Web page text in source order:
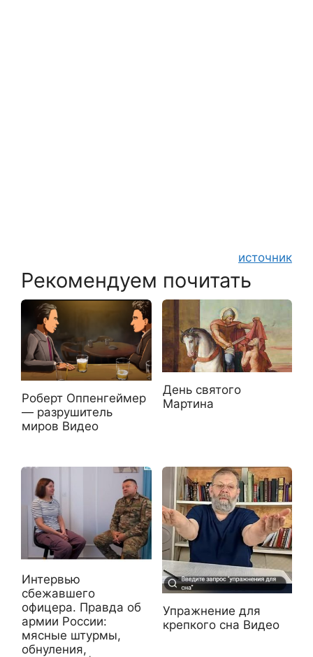
источник
Рекомендуем почитать
Роберт Оппенгеймер
— разрушитель
миров Видео
День святого
Мартина
Интервью
сбежавшего
офицера. Правда об
армии России:
мясные штурмы,
обнуления,
Упражнение для
крепкого сна Видео